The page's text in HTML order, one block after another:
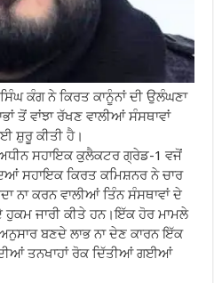
ਕੰਗ ਨੇ ਕਿਰਤ ਕਾਨੂੰਨਾਂ ਦੀ ਉਲੰਘਣਾ
ਤੋਂ ਵਾਂਝਾ ਰੱਖਣ ਵਾਲੀਆਂ ਸੰਸਥਾਵਾਂ
ਸ਼ੁਰੂ ਕੀਤੀ ਹੈ।
ਸਹਾਇਕ ਕੁਲੈਕਟਰ ਗ੍ਰੇਡ-1 ਵਜੋਂ
ਸਹਾਇਕ ਕਿਰਤ ਕਮਿਸ਼ਨਰ ਨੇ ਚਾਰ
ਨਾ ਕਰਨ ਵਾਲੀਆਂ ਤਿੰਨ ਸੰਸਥਾਵਾਂ ਦੇ
ਜਾਰੀ ਕੀਤੇ ਹਨ।ਇੱਕ ਹੋਰ ਮਾਮਲੇ
ਬਣਦੇ ਲਾਭ ਨਾ ਦੇਣ ਕਾਰਨ ਇੱਕ
ਦੀਆਂ ਤਨਖਾਹਾਂ ਰੋਕ ਦਿੱਤੀਆਂ ਗਈਆਂ